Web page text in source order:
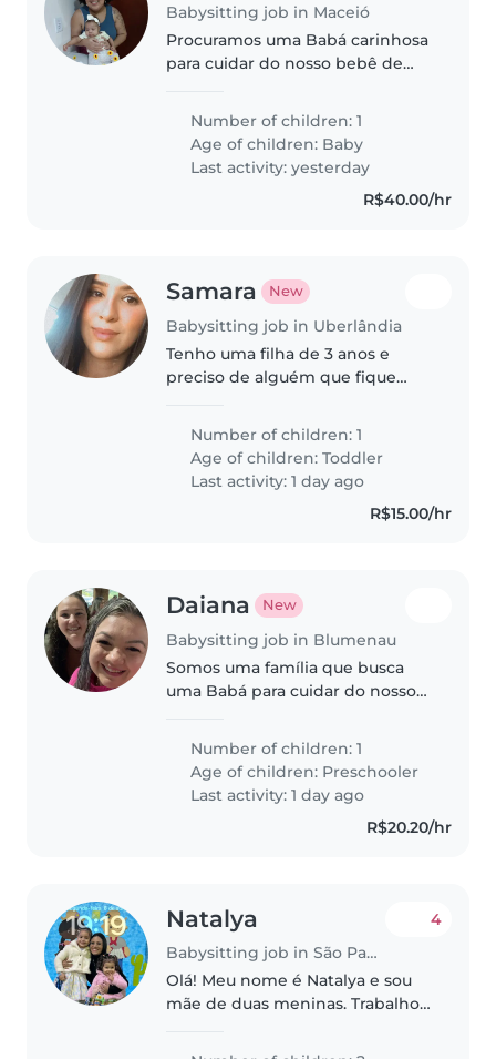
Babysitting job in Maceió
Procuramos uma Babá carinhosa
para cuidar do nosso bebê de
importe em um ambiente com
gato. Procuro uma babá para me
auxiliar com a bebê enquanto
estou..
Number of children: 1
Age of children: Baby
Last activity: yesterday
R$40.00/hr
Samara New
Babysitting job in Uberlândia
Tenho uma filha de 3 anos e
preciso de alguém que fique
na Van para a escola
Number of children: 1
Age of children:Toddler
Last activity: 1 day ago
R$15.00/hr
Daiana New
Babysitting job in Blumenau
Somos uma família que busca
uma Babá para cuidar do nosso
para crianças curiosas e
energéticas. Precisamos de uma
babá..
Number of children: 1
Age of children: Preschooler
Last activity: 1 day ago
R$20.20/hr
Natalya
Babysitting job in São Paulo
4
Olá! Meu nome é Natalya e sou
mãe de duas meninas. Trabalho
cozinha, atendimento e eventos,